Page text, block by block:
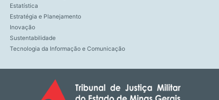
Estatística
Estratégia e Planejamento
Inovação
Sustentabilidade
Tecnologia da Informação e Comunicação